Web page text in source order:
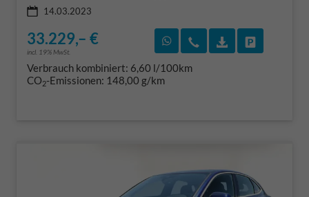
14.03.2023
33.229,– €
incl. 19% MwSt.
Rückruf vereinbaren
Wir rufen Sie an
Verbrauch kombiniert: 6,60 l/100km
CO2-Emissionen: 148,00 g/km